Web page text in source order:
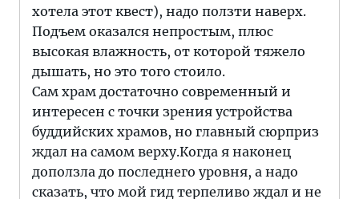
хотела этот квест), надо ползти наверх.
Подъем оказался непростым, плюс
высокая влажность, от которой тяжело
дышать, но это того стоило.
Сам храм достаточно современный и
интересен с точки зрения устройства
буддийских храмов, но главный сюрприз
ждал на самом верху.Когда я наконец
доползла до последнего уровня, а надо
сказать, что мой гид терпеливо ждал и не